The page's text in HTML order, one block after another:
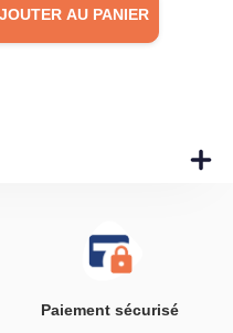
AU PANIER
Paiement sécurisé